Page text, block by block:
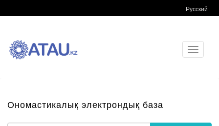
Русский
Toggle
Ономастикалық электрондық база